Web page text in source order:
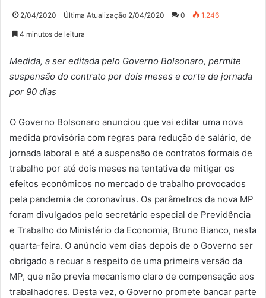
2/04/2020 Última Atualização 2/04/2020 0 1.246
4 minutos de leitura
Medida, a ser editada pelo Governo Bolsonaro, permite
suspensão do contrato por dois meses e corte de jornada
por 90 dias
O Governo Bolsonaro anunciou que vai editar uma nova
medida provisória com regras para redução de salário, de
jornada laboral e até a suspensão de contratos formais de
trabalho por até dois meses na tentativa de mitigar os
efeitos econômicos no mercado de trabalho provocados
pela pandemia de coronavírus. Os parâmetros da nova MP
foram divulgados pelo secretário especial de Previdência
e Trabalho do Ministério da Economia, Bruno Bianco, nesta
quarta-feira. O anúncio vem dias depois de o Governo ser
obrigado a recuar a respeito de uma primeira versão da
MP, que não previa mecanismo claro de compensação aos
trabalhadores. Desta vez, o Governo promete bancar parte